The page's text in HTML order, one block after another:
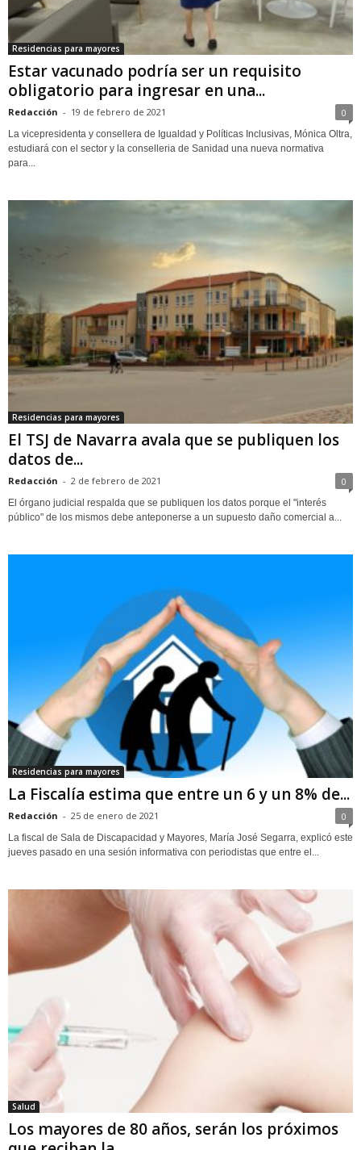
Residencias para mayores
Estar vacunado podría ser un requisito
obligatorio para ingresar en una...
Redacción - 19 de febrero de 2021 0
La vicepresidenta y consellera de Igualdad y Políticas Inclusivas, Mónica Oltra,
estudiará con el sector y la conselleria de Sanidad una nueva normativa
para...
Residencias para mayores
El TSJ de Navarra avala que se publiquen los
datos de...
Redacción - 2 de febrero de 2021 0
El órgano judicial respalda que se publiquen los datos porque el "interés
público" de los mismos debe anteponerse a un supuesto daño comercial a...
Residencias para mayores
La Fiscalía estima que entre un 6 y un 8% de...
Redacción - 25 de enero de 2021 0
La fiscal de Sala de Discapacidad y Mayores, María José Segarra, explicó este
jueves pasado en una sesión informativa con periodistas que entre el...
Salud
Los mayores de 80 años, serán los próximos